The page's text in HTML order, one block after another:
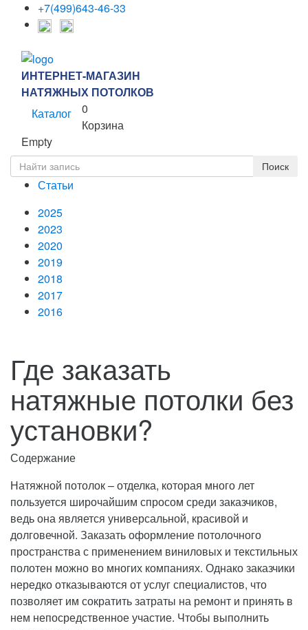
+7(499)643-46-33
ИНТЕРНЕТ-МАГАЗИН
НАТЯЖНЫХ ПОТОЛКОВ
Каталог
0
Корзина
Empty
Статьи
2025
2023
2020
2019
2018
2017
2016
Где заказать
натяжные потолки без
установки?
Содержание
Натяжной потолок – отделка, которая много лет
пользуется широчайшим спросом среди заказчиков,
ведь она является универсальной, красивой и
долговечной. Заказать оформление потолочного
пространства с применением виниловых и текстильных
полотен можно во многих компаниях. Однако заказчики
нередко отказываются от услуг специалистов, что
позволяет им сократить затраты на ремонт и принять в
нем непосредственное участие. Чтобы выполнить